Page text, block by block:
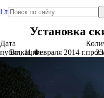
Главная
Установка
Дата
публикации
Вт., 11 Февраля 2014 г.